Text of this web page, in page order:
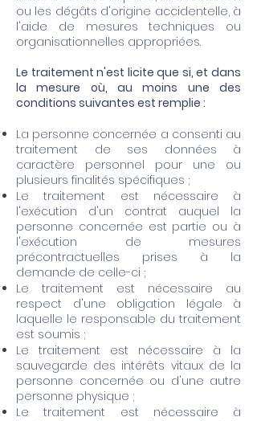
ou les dégâts d'origine accidentelle, à
l'aide de mesures techniques ou
organisationnelles appropriées.
Le traitement n'est licite que si, et dans
la mesure où, au moins une des
conditions suivantes est remplie :
La personne concernée a consenti au
traitement de ses données à
caractère personnel pour une ou
plusieurs finalités spécifiques ;
Le traitement est nécessaire à
l'exécution d'un contrat auquel la
personne concernée est partie ou à
l'exécution de mesures
précontractuelles prises à la
demande de celle-ci ;
Le traitement est nécessaire au
respect d'une obligation légale à
laquelle le responsable du traitement
est soumis ;
Le traitement est nécessaire à la
sauvegarde des intérêts vitaux de la
personne concernée ou d'une autre
personne physique ;
Le traitement est nécessaire à